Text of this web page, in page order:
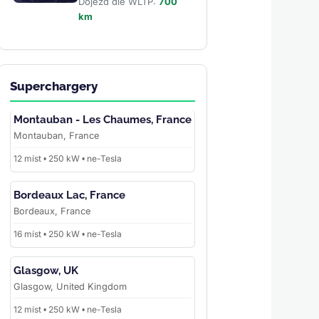
km
Superchargery
Montauban - Les Chaumes, France
Montauban, France
12 míst • 250 kW • ne-Tesla
Bordeaux Lac, France
Bordeaux, France
16 míst • 250 kW • ne-Tesla
Glasgow, UK
Glasgow, United Kingdom
12 míst • 250 kW • ne-Tesla